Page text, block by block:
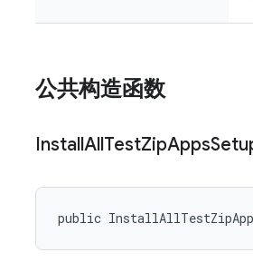
公共构造函数
InstallAllTestZipApps
public